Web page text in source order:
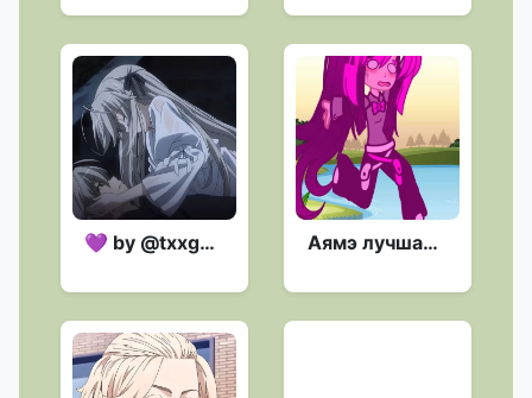
💜 by @txxgzeoq :: @fStikBot Аямэ лучшая девочка, эра 4 :: @fStikBot